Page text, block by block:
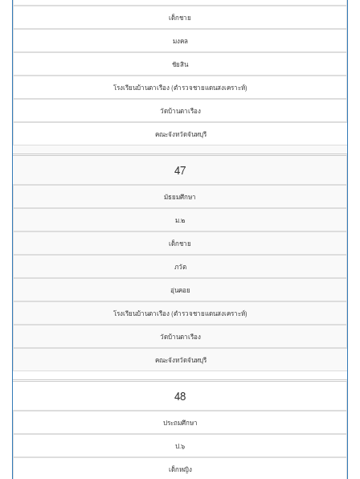
เด็กชาย
มงคล
ชัยสิน
โรงเรียนบ้านตาเรือง (ตำรวจชายแดนสงเคราะห์)
วัดบ้านตาเรือง
คณะจังหวัดจันทบุรี
47
มัธยมศึกษา
ม.๒
เด็กชาย
ภวัต
อุ่นคอย
โรงเรียนบ้านตาเรือง (ตำรวจชายแดนสงเคราะห์)
วัดบ้านตาเรือง
คณะจังหวัดจันทบุรี
48
ประถมศึกษา
ป.๖
เด็กหญิง